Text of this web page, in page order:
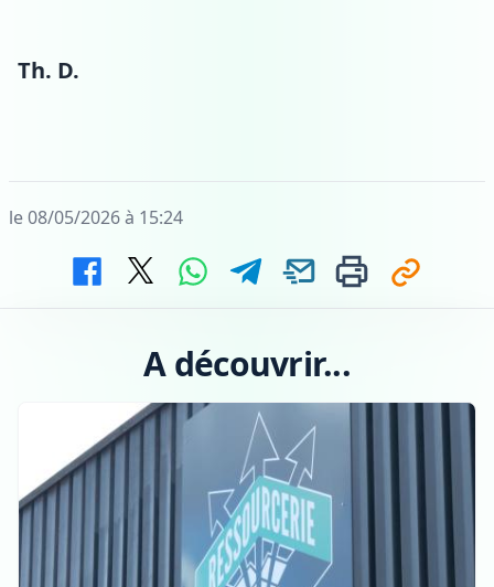
Th. D.
le 08/05/2026 à 15:24
A découvrir...